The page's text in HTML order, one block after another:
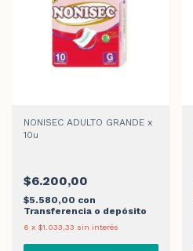
NONISEC ADULTO GRANDE x
10u
$6.200,00
$5.580,00 con
Transferencia o depósito
6 x $1.033,33 sin interés